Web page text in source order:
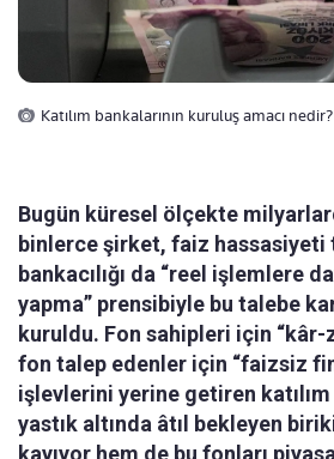
Katılım bankalarının kuruluş amacı nedir?
Bugün küresel ölçekte
binlerce şirket, faiz hassasiyeti
bankacılığı da “reel işlemlere
yapma” prensibiyle bu talebe
kuruldu. Fon sahipleri için “kâr-
fon talep edenler için “faizsiz
işlevlerini yerine getiren katılım
yastık altında âtıl bekleyen
kayıyor hem de bu fonları